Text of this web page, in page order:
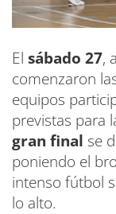
El sábado 27,
comenzaron
equipos
previstas para
gran final se
poniendo el
intenso fútbol
lo alto.